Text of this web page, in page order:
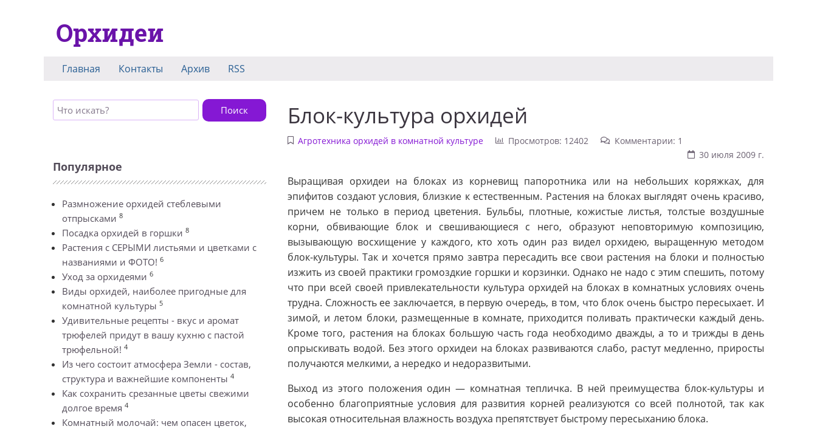
Орхидеи
Главная Контакты Архив RSS
Поиск
Популярное
Размножение орхидей стеблевыми
отпрысками 8
Посадка орхидей в горшки 8
Растения с СЕРЫМИ листьями и цветками с
названиями и ФОТО! 6
Уход за орхидеями 6
Виды орхидей, наиболее пригодные для
комнатной культуры 5
Удивительные рецепты - вкус и аромат
трюфелей придут в вашу кухню с пастой
трюфельной! 4
Из чего состоит атмосфера Земли - состав,
структура и важнейшие компоненты 4
Как сохранить срезанные цветы свежими
долгое время 4
Комнатный молочай: чем опасен цветок,
Блок-культура орхидей
Агротехника орхидей в комнатной культуре Просмотров: 12402
Комментарии: 1
30 июля 2009 г.
Выращивая орхидеи на блоках из корневищ папоротника или на небольших коряжках, для
эпифитов создают условия, близкие к естественным. Растения на блоках выглядят очень красиво,
причем не только в период цветения. Бульбы, плотные, кожистые листья, толстые воздушные
корни, обвивающие блок и свешивающиеся с него, образуют неповторимую композицию,
вызывающую восхищение у каждого, кто хоть один раз видел орхидею, выращенную методом
блок-культуры. Так и хочется прямо завтра пересадить все свои растения на блоки и полностью
изжить из своей практики громоздкие горшки и корзинки. Однако не надо с этим спешить, потому
что при всей своей привлекательности культура орхидей на блоках в комнатных условиях очень
трудна. Сложность ее заключается, в первую очередь, в том, что блок очень быстро пересыхает. И
зимой, и летом блоки, размещенные в комнате, приходится поливать практически каждый день.
Кроме того, растения на блоках большую часть года необходимо дважды, а то и трижды в день
опрыскивать водой. Без этого орхидеи на блоках развиваются слабо, растут медленно, приросты
получаются мелкими, а нередко и недоразвитыми.
Выход из этого положения один — комнатная тепличка. В ней преимущества блок-культуры и
особенно благоприятные условия для развития корней реализуются со всей полнотой, так как
высокая относительная влажность воздуха препятствует быстрому пересыханию блока.